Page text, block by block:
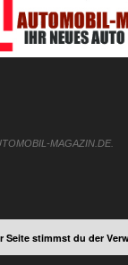
MAGAZIN.DE.
Seite stimmst du der